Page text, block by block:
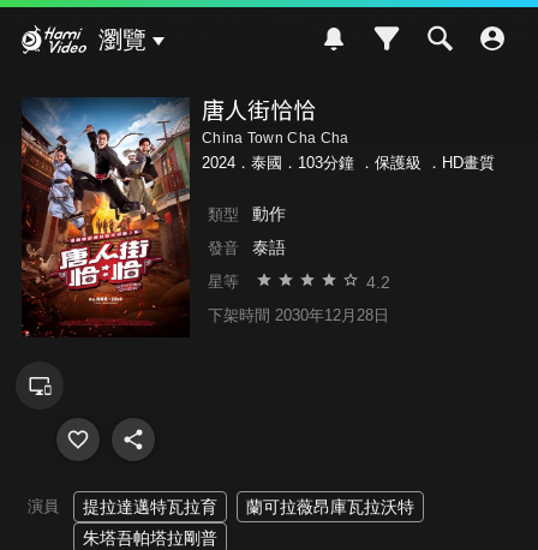
瀏覽
唐人街恰恰
China Town Cha Cha
2024．泰國．103分鐘 ． 保護級 ．HD畫質
類型 動作
發音 泰語
星等 4.2
下架時間 2030年12月28日
演員 提拉達邁特瓦拉育
蘭可拉薇昂庫瓦拉沃特
朱塔吾帕塔拉剛普